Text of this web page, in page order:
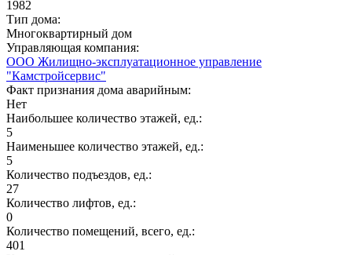
1982
Тип дома:
Многоквартирный дом
Управляющая компания:
ООО Жилищно-эксплуатационное управление
"Камстройсервис"
Факт признания дома аварийным:
Нет
Наибольшее количество этажей, ед.:
5
Наименьшее количество этажей, ед.:
5
Количество подъездов, ед.:
27
Количество лифтов, ед.:
0
Количество помещений, всего, ед.:
401